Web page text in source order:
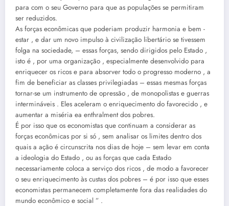
para com o seu Governo para que as populações se permitiram
ser reduzidos.
As forças econômicas que poderiam produzir harmonia e bem -
estar , e dar um novo impulso à civilização libertário se tivessem
folga na sociedade, – essas forças, sendo dirigidos pelo Estado ,
isto é , por uma organização , especialmente desenvolvido para
enriquecer os ricos e para absorver todo o progresso moderno , a
fim de beneficiar as classes privilegiadas – essas mesmas forças
tornar-se um instrumento de opressão , de monopolistas e guerras
intermináveis . Eles aceleram o enriquecimento do favorecido , e
aumentar a miséria ea enthralment dos pobres.
É por isso que os economistas que continuam a considerar as
forças econômicas por si só , sem analisar os limites dentro dos
quais a ação é circunscrita nos dias de hoje – sem levar em conta
a ideologia do Estado , ou as forças que cada Estado
necessariamente coloca a serviço dos ricos , de modo a favorecer
o seu enriquecimento às custas dos pobres – é por isso que esses
economistas permanecem completamente fora das realidades do
mundo econômico e social ” .